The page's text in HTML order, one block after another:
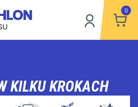
0
KILKU KROKACH